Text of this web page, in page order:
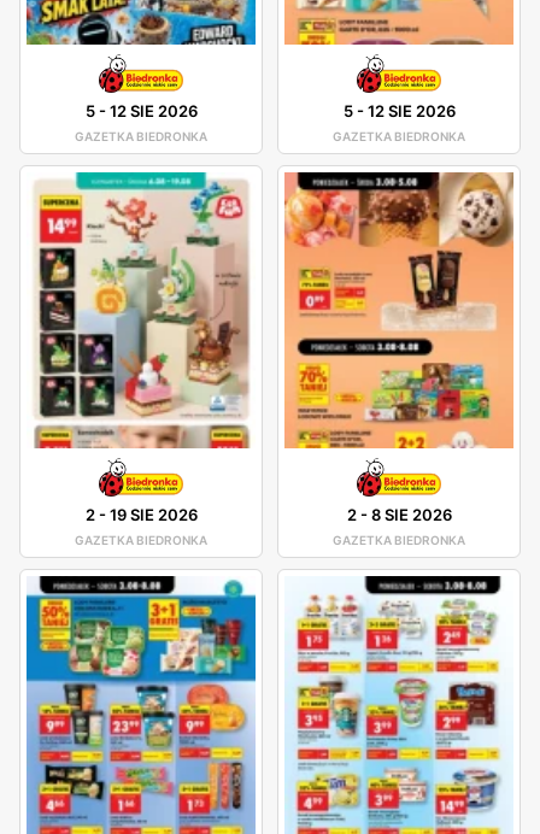
5-12 SIE 2026
GAZETKA BIEDRONKA
5-12 SIE 2026
GAZETKA BIEDRONKA
2-19 SIE 2026
GAZETKA BIEDRONKA
2-8 SIE 2026
GAZETKA BIEDRONKA